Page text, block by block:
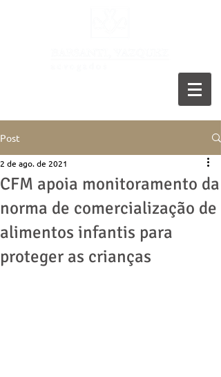
Post
CFM apoia monitoramento da
norma de comercialização de
alimentos infantis para
proteger as crianças
2 de ago. de 2021